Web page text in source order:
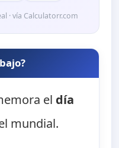
· vía Calculatorr.com
el día
mundial.